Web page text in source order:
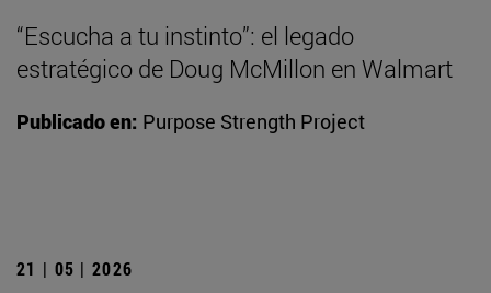
“Escucha a tu instinto”: el legado
estratégico de Doug McMillon en Walmart
Publicado en: Purpose Strength Project
21 | 05 | 2026